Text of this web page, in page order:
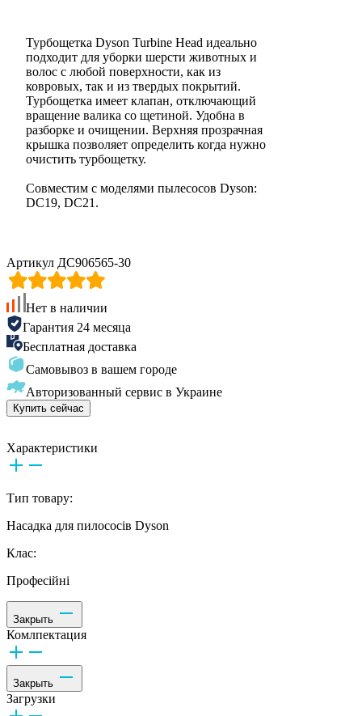
Турбощетка Dyson Turbine Head идеально
подходит для уборки шерсти животных и
волос с любой поверхности, как из
ковровых, так и из твердых покрытий.
Турбощетка имеет клапан, отключающий
вращение валика со щетиной. Удобна в
разборке и очищении. Верхняя прозрачная
крышка позволяет определить когда нужно
очистить турбощетку.
Совместим с моделями пылесосов Dyson:
DC19, DC21.
Артикул ДС906565-30
Нет в наличии
Гарантия 24 месяца
Бесплатная доставка
Самовывоз в вашем городе
Авторизованный сервис в Украине
Купить сейчас
Характеристики
Тип товару:
Насадка для пилососів Dyson
Клас:
Професійні
Закрыть
Комлпектация
Закрыть
Загрузки